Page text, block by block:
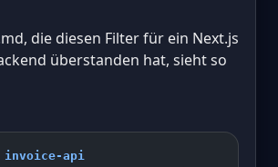
die diesen Filter für ein Next.js
überstanden hat, sieht so
api